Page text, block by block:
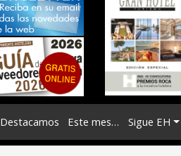
Destacamos Este mes… Sigue EH